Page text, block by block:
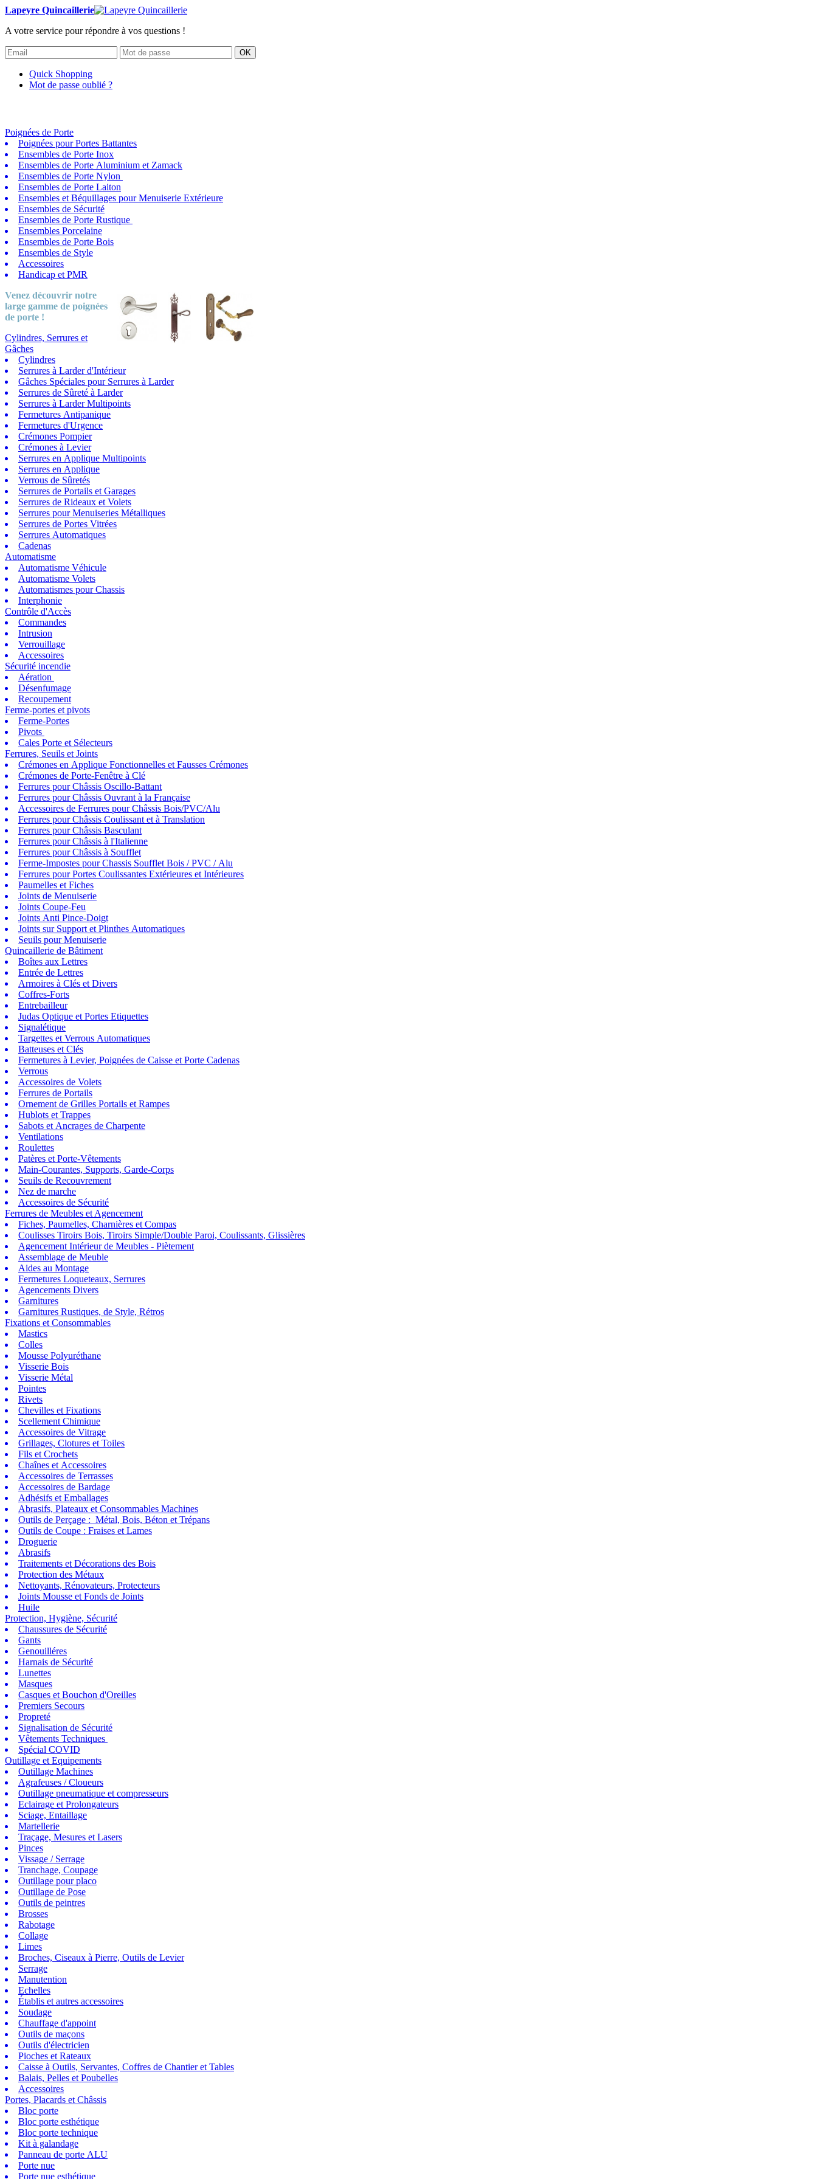
Lapeyre Quincaillerie
A votre service pour répondre à vos questions !
OK
Quick Shopping
Mot de passe oublié ?
Poignées de Porte
Poignées pour Portes Battantes
Ensembles de Porte Inox
Ensembles de Porte Aluminium et Zamack
Ensembles de Porte Nylon
Ensembles de Porte Laiton
Ensembles et Béquillages pour Menuiserie Extérieure
Ensembles de Sécurité
Ensembles de Porte Rustique
Ensembles Porcelaine
Ensembles de Porte Bois
Ensembles de Style
Accessoires
Handicap et PMR
Venez découvrir notre
large gamme de poignées
de porte !
Cylindres, Serrures et
Gâches
Cylindres
Serrures à Larder d'Intérieur
Gâches Spéciales pour Serrures à Larder
Serrures de Sûreté à Larder
Serrures à Larder Multipoints
Fermetures Antipanique
Fermetures d'Urgence
Crémones Pompier
Crémones à Levier
Serrures en Applique Multipoints
Serrures en Applique
Verrous de Sûretés
Serrures de Portails et Garages
Serrures de Rideaux et Volets
Serrures pour Menuiseries Métalliques
Serrures de Portes Vitrées
Serrures Automatiques
Cadenas
Automatisme
Automatisme Véhicule
Automatisme Volets
Automatismes pour Chassis
Interphonie
Contrôle d'Accès
Commandes
Intrusion
Verrouillage
Accessoires
Sécurité incendie
Aération
Désenfumage
Recoupement
Ferme-portes et pivots
Ferme-Portes
Pivots
Cales Porte et Sélecteurs
Ferrures, Seuils et Joints
Crémones en Applique Fonctionnelles et Fausses Crémones
Crémones de Porte-Fenêtre à Clé
Ferrures pour Châssis Oscillo-Battant
Ferrures pour Châssis Ouvrant à la Française
Accessoires de Ferrures pour Châssis Bois/PVC/Alu
Ferrures pour Châssis Coulissant et à Translation
Ferrures pour Châssis Basculant
Ferrures pour Châssis à l'Italienne
Ferrures pour Châssis à Soufflet
Ferme-Impostes pour Chassis Soufflet Bois / PVC / Alu
Ferrures pour Portes Coulissantes Extérieures et Intérieures
Paumelles et Fiches
Joints de Menuiserie
Joints Coupe-Feu
Joints Anti Pince-Doigt
Joints sur Support et Plinthes Automatiques
Seuils pour Menuiserie
Quincaillerie de Bâtiment
Boîtes aux Lettres
Entrée de Lettres
Armoires à Clés et Divers
Coffres-Forts
Entrebailleur
Judas Optique et Portes Etiquettes
Signalétique
Targettes et Verrous Automatiques
Batteuses et Clés
Fermetures à Levier, Poignées de Caisse et Porte Cadenas
Verrous
Accessoires de Volets
Ferrures de Portails
Ornement de Grilles Portails et Rampes
Hublots et Trappes
Sabots et Ancrages de Charpente
Ventilations
Roulettes
Patères et Porte-Vêtements
Main-Courantes, Supports, Garde-Corps
Seuils de Recouvrement
Nez de marche
Accessoires de Sécurité
Ferrures de Meubles et Agencement
Fiches, Paumelles, Charnières et Compas
Coulisses Tiroirs Bois, Tiroirs Simple/Double Paroi, Coulissants, Glissières
Agencement Intérieur de Meubles - Piètement
Assemblage de Meuble
Aides au Montage
Fermetures Loqueteaux, Serrures
Agencements Divers
Garnitures
Garnitures Rustiques, de Style, Rétros
Fixations et Consommables
Mastics
Colles
Mousse Polyuréthane
Visserie Bois
Visserie Métal
Pointes
Rivets
Chevilles et Fixations
Scellement Chimique
Accessoires de Vitrage
Grillages, Clotures et Toiles
Fils et Crochets
Chaînes et Accessoires
Accessoires de Terrasses
Accessoires de Bardage
Adhésifs et Emballages
Abrasifs, Plateaux et Consommables Machines
Outils de Perçage : Métal, Bois, Béton et Trépans
Outils de Coupe : Fraises et Lames
Droguerie
Abrasifs
Traitements et Décorations des Bois
Protection des Métaux
Nettoyants, Rénovateurs, Protecteurs
Joints Mousse et Fonds de Joints
Huile
Protection, Hygiène, Sécurité
Chaussures de Sécurité
Gants
Genouilléres
Harnais de Sécurité
Lunettes
Masques
Casques et Bouchon d'Oreilles
Premiers Secours
Propreté
Signalisation de Sécurité
Vêtements Techniques
Spécial COVID
Outillage et Equipements
Outillage Machines
Agrafeuses / Cloueurs
Outillage pneumatique et compresseurs
Eclairage et Prolongateurs
Sciage, Entaillage
Martellerie
Traçage, Mesures et Lasers
Pinces
Vissage / Serrage
Tranchage, Coupage
Outillage pour placo
Outillage de Pose
Outils de peintres
Brosses
Rabotage
Collage
Limes
Broches, Ciseaux à Pierre, Outils de Levier
Serrage
Manutention
Echelles
Établis et autres accessoires
Soudage
Chauffage d'appoint
Outils de maçons
Outils d'électricien
Pioches et Rateaux
Caisse à Outils, Servantes, Coffres de Chantier et Tables
Balais, Pelles et Poubelles
Accessoires
Portes, Placards et Châssis
Bloc porte
Bloc porte esthétique
Bloc porte technique
Kit à galandage
Panneau de porte ALU
Porte nue
Porte nue esthétique